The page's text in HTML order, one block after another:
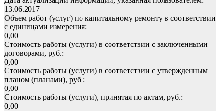
13.06.2017
Объем работ (услуг) по капитальному ремонту в соответствии
с единицами измерения:
0,00
Стоимость работы (услуги) в соответствии с заключенными
договорами, руб.:
0,00
Стоимость работы (услуги) в соответствии с утвержденным
планом (планами), руб.:
0,00
Стоимость работы (услуги), принятая по актам, руб.:
0,00